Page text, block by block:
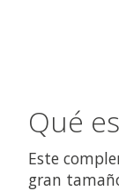
Qué
Este
gran